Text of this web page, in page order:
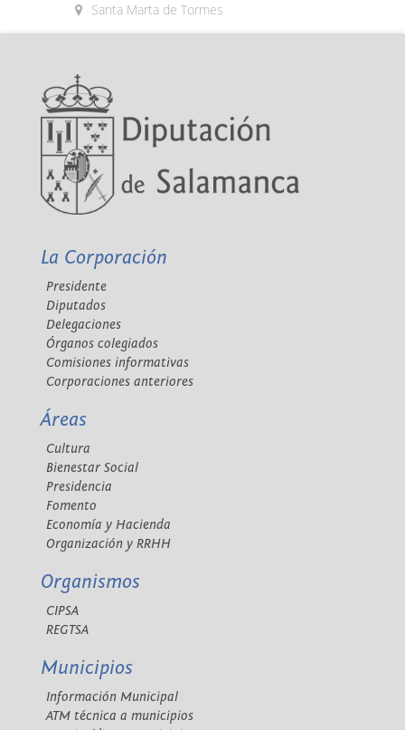
Santa Marta de Tormes
La Corporación
Presidente
Diputados
Delegaciones
Órganos colegiados
Comisiones informativas
Corporaciones anteriores
Áreas
Cultura
Bienestar Social
Presidencia
Fomento
Economía y Hacienda
Organización y RRHH
Organismos
CIPSA
REGTSA
Municipios
Información Municipal
ATM técnica a municipios